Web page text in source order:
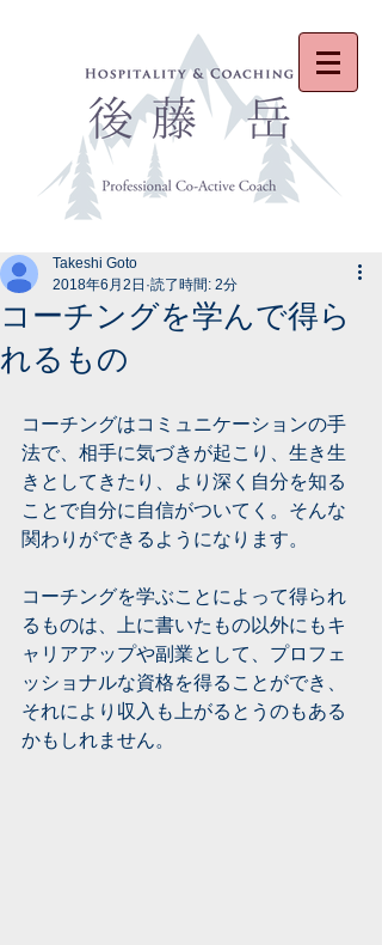
コーチングを学んで得ら
れるもの
Takeshi Goto
2018年6月2日 読了時間: 2分
コーチングはコミュニケーションの手
法で、相手に気づきが起こり、生き生
きとしてきたり、より深く自分を知る
ことで自分に自信がついてく。そんな
関わりができるようになります。
コーチングを学ぶことによって得られ
るものは、上に書いたもの以外にもキ
ャリアアップや副業として、プロフェ
ッショナルな資格を得ることができ、
それにより収入も上がるとうのもある
かもしれません。